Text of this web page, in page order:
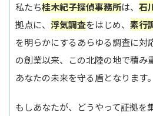
私たち桂木紀子探偵事務所は、 石
拠点に、 浮気調査をはじめ、 素行
を明らかにするあらゆる調査に対
の創業以来、この北陸の地で積み
あなたの未来を守る盾となります。
もしあなたが、どうやって証拠を